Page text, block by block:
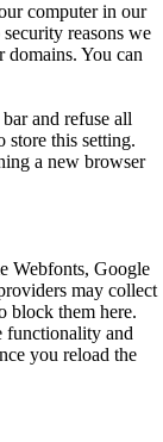
computer in our
reasons we
You can
and refuse all
store this setting.
a new browser
Webfonts, Google
may collect
block them here.
functionality and
you reload the